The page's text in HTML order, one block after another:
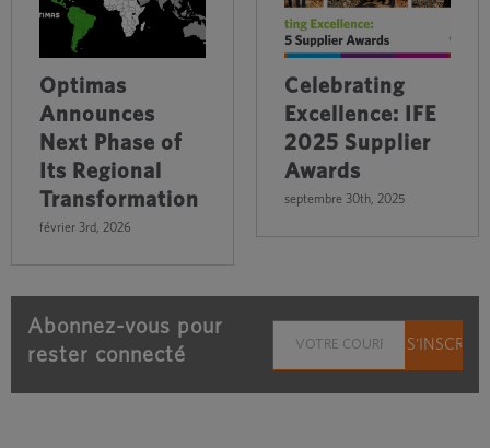
Optimas
Announces
Next Phase of
Its Regional
Transformation
février 3rd, 2026
Celebrating
Excellence: IFE
2025 Supplier
Awards
septembre 30th, 2025
Abonnez-vous pour
rester connecté